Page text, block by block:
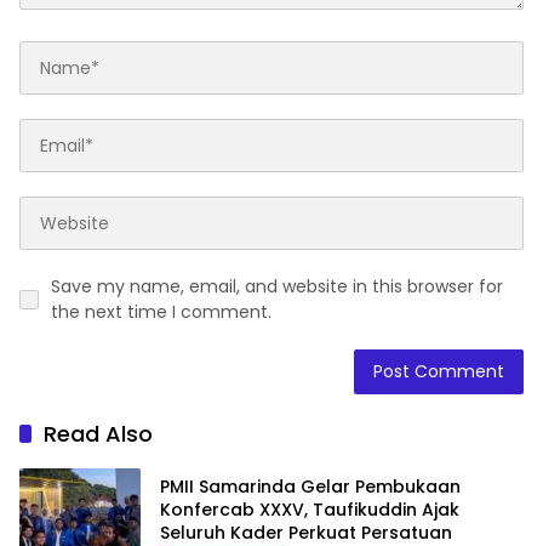
Save my name, email, and website in this browser for
the next time I comment.
Read Also
PMII Samarinda Gelar Pembukaan
Konfercab XXXV, Taufikuddin Ajak
Seluruh Kader Perkuat Persatuan